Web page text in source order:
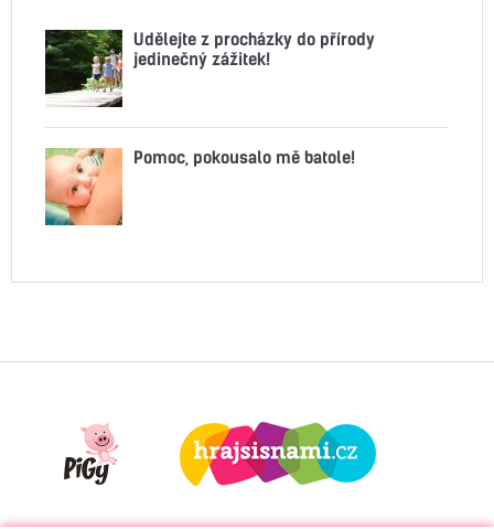
Udělejte z procházky do přírody
jedinečný zážitek!
Pomoc, pokousalo mě batole!